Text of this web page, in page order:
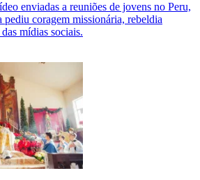
enviadas a reuniões de jovens no Peru,
pediu coragem missionária, rebeldia
mídias sociais.